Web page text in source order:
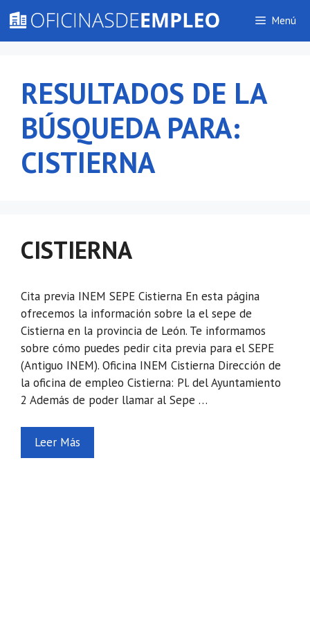
contenido
Menú
RESULTADOS DE LA
BÚSQUEDA PARA:
CISTIERNA
CISTIERNA
Cita previa INEM SEPE Cistierna En esta página
ofrecemos la información sobre la el sepe de
Cistierna en la provincia de León. Te informamos
sobre cómo puedes pedir cita previa para el SEPE
(Antiguo INEM). Oficina INEM Cistierna Dirección de
la oficina de empleo Cistierna: Pl. del Ayuntamiento
2 Además de poder llamar al Sepe …
Leer Más